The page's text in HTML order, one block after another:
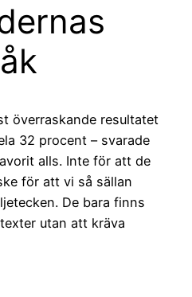
överraskande resultatet
32 procent – svarade
alls. Inte för att de
för att vi så sällan
De bara finns
utan att kräva